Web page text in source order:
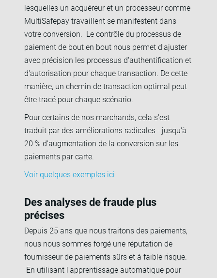
lesquelles un acquéreur et un processeur comme
MultiSafepay travaillent se manifestent dans
votre conversion. Le contrôle du processus de
paiement de bout en bout nous permet d'ajuster
avec précision les processus d'authentification et
d'autorisation pour chaque transaction. De cette
manière, un chemin de transaction optimal peut
être tracé pour chaque scénario.
Pour certains de nos marchands, cela s'est
traduit par des améliorations radicales - jusqu'à
20 % d'augmentation de la conversion sur les
paiements par carte.
Voir quelques exemples ici
Des analyses de fraude plus
précises
Depuis 25 ans que nous traitons des paiements,
nous nous sommes forgé une réputation de
fournisseur de paiements sûrs et à faible risque.
En utilisant l'apprentissage automatique pour